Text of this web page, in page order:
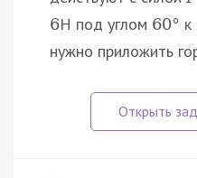
6Н под углом 60° к
нужно приложить